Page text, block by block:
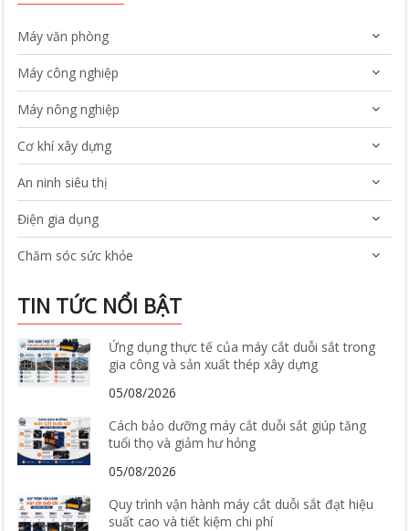
Máy văn phòng
Máy công nghiệp
Máy nông nghiệp
Cơ khí xây dựng
An ninh siêu thị
Điện gia dụng
Chăm sóc sức khỏe
TIN TỨC NỔI BẬT
Ứng dụng thực tế của máy cắt duỗi sắt trong
gia công và sản xuất thép xây dựng
05/08/2026
Cách bảo dưỡng máy cắt duỗi sắt giúp tăng
tuổi thọ và giảm hư hỏng
05/08/2026
Quy trình vận hành máy cắt duỗi sắt đạt hiệu
suất cao và tiết kiệm chi phí